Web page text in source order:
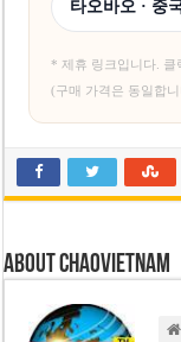
타오바오 · 중
* 제휴 링크입니다. 클
(구매 가격은 동일합
About chaovietnam